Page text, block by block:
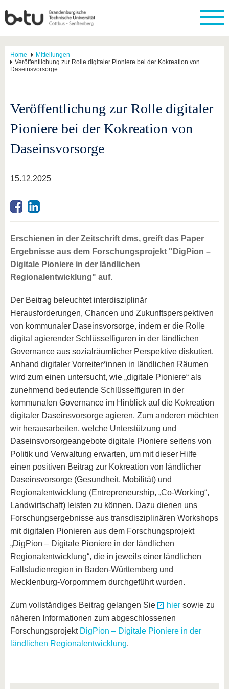
Home
Mitteilungen
Veröffentlichung zur Rolle digitaler Pioniere bei der Kokreation von
Daseinsvorsorge
Veröffentlichung zur Rolle digitaler
Pioniere bei der Kokreation von
Daseinsvorsorge
15.12.2025
Erschienen in der Zeitschrift dms, greift das Paper
Ergebnisse aus dem Forschungsprojekt "DigPion –
Digitale Pioniere in der ländlichen
Regionalentwicklung" auf.
Der Beitrag beleuchtet interdisziplinär
Herausforderungen, Chancen und Zukunftsperspektiven
von kommunaler Daseinsvorsorge, indem er die Rolle
digital agierender Schlüsselfiguren in der ländlichen
Governance aus sozialräumlicher Perspektive diskutiert.
Anhand digitaler Vorreiter*innen in ländlichen Räumen
wird zum einen untersucht, wie „digitale Pioniere“ als
zunehmend bedeutende Schlüsselfiguren in der
kommunalen Governance im Hinblick auf die Kokreation
digitaler Daseinsvorsorge agieren. Zum anderen möchten
wir herausarbeiten, welche Unterstützung und
Daseinsvorsorgeangebote digitale Pioniere seitens von
Politik und Verwaltung erwarten, um mit dieser Hilfe
einen positiven Beitrag zur Kokreation von ländlicher
Daseinsvorsorge (Gesundheit, Mobilität) und
Regionalentwicklung (Entrepreneurship, „Co-Working“,
Landwirtschaft) leisten zu können. Dazu dienen uns
Forschungsergebnisse aus transdisziplinären Workshops
mit digitalen Pionieren aus dem Forschungsprojekt
„DigPion – Digitale Pioniere in der ländlichen
Regionalentwicklung“, die in jeweils einer ländlichen
Fallstudienregion in Baden-Württemberg und
Mecklenburg-Vorpommern durchgeführt wurden.
Zum vollständiges Beitrag gelangen Sie hier sowie zu
näheren Informationen zum abgeschlossenen
Forschungsprojekt DigPion – Digitale Pioniere in der
ländlichen Regionalentwicklung.